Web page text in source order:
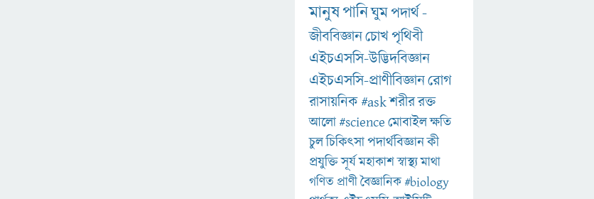
মানুষপানিঘুমপদার্থ-
জীববিজ্ঞানচোখপৃথিবী
এইচএসসি-উদ্ভিদবিজ্ঞান
এইচএসসি-প্রাণীবিজ্ঞানরোগ
রাসায়নিক#askশরীররক্ত
আলো#scienceমোবাইলক্ষতি
চুলচিকিৎসাপদার্থবিজ্ঞানকী
প্রযুক্তিসূর্যমহাকাশস্বাস্থ্যমাথা
গণিত প্রাণীবৈজ্ঞানিক#biology